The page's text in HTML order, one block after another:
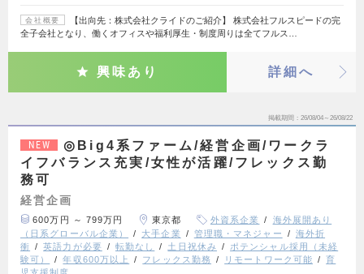
会社概要
【出向先：株式会社クライドのご紹介】 株式会社フルスピードの完
全子会社となり、働くオフィスや福利厚生・制度周りは全てフルス…
興味あり 詳細へ
掲載期間 26/08/04～26/08/22
NEW
◎Big4系ファーム/経営企画/ワークラ
イフバランス充実/女性が活躍/フレックス勤
務可
経営企画
600万円 ～ 799万円 東京都 外資系企業
海外展開あり
（日系グローバル企業）
大手企業 管理職・マネジャー
海外折
衝
英語力が必要 転勤なし 土日祝休み
ポテンシャル採用（未経
験可）
年収600万以上 フレックス勤務 リモートワーク可能
育